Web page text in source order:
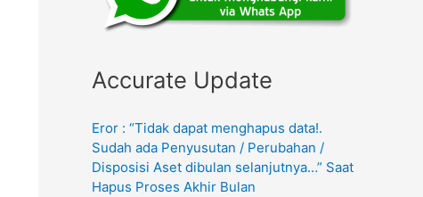
Accurate Update
Eror : “Tidak dapat menghapus data!.
Sudah ada Penyusutan / Perubahan /
Disposisi Aset dibulan selanjutnya…” Saat
Hapus Proses Akhir Bulan